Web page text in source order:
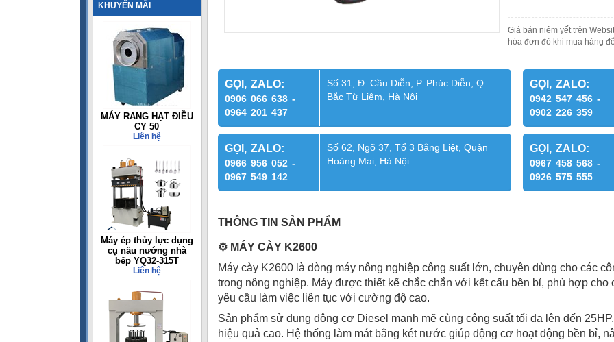
KHUYẾN MÃI
MÁY RANG HẠT ĐIỀU
CY 50
Liên hệ
Máy ép thủy lực dụng
cụ nấu nướng nhà
bếp YQ32-315T
Liên hệ
Giá bán niêm yết trên
hóa đơn đỏ khi mua hàng
GỌI, ZALO:
0906 066 638 -
0964 201 437
Số 31, Đ. Cầu Diễn, P. Phúc Diễn, Q.
Bắc Từ Liêm, Hà Nội
GỌI, ZALO:
0942 547 456 -
0902 226 359
GỌI, ZALO:
0966 956 052 -
0967 549 142
Số 62, Ngõ 37, Tổ 3 Bằng Liệt, Quận
Hoàng Mai, Hà Nội.
GỌI, ZALO:
0967 458 568 -
0926 575 555
THÔNG TIN SẢN PHẨM
⚙ ️ MÁY CÀY K2600
Máy cày K2600 là dòng máy nông nghiệp công suất lớn, chuyên dùng cho các
trong nông nghiệp. Máy được thiết kế chắc chắn với kết cấu bền bỉ, phù hợp cho
yêu cầu làm việc liên tục với cường độ cao.
Sản phẩm sử dụng động cơ Diesel mạnh mẽ cùng công suất tối đa lên đến
hiệu quả cao. Hệ thống làm mát bằng két nước giúp động cơ hoạt động bền bỉ,